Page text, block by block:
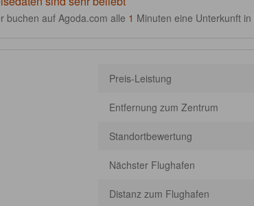
buchen auf Agoda.com alle 1 Minuten eine Unterkunft in
Preis-Leistung
Entfernung zum Zentrum
Standortbewertung
Nächster Flughafen
Distanz zum Flughafen